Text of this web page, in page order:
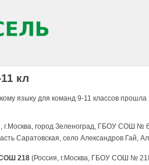
кл
языку для команд 9-11 классов
г.Москва, город Зеленоград, ГБОУ СОШ
Саратовская, село Александров
218 (Россия, г.Москва, ГБОУ СОШ №